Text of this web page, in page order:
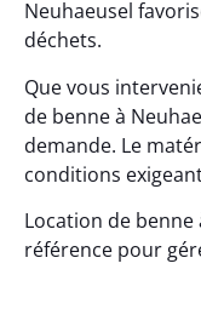
Neuhaeusel
déchets.
Que vous
de benne à
demande. Le
conditions
Location de
référence pour